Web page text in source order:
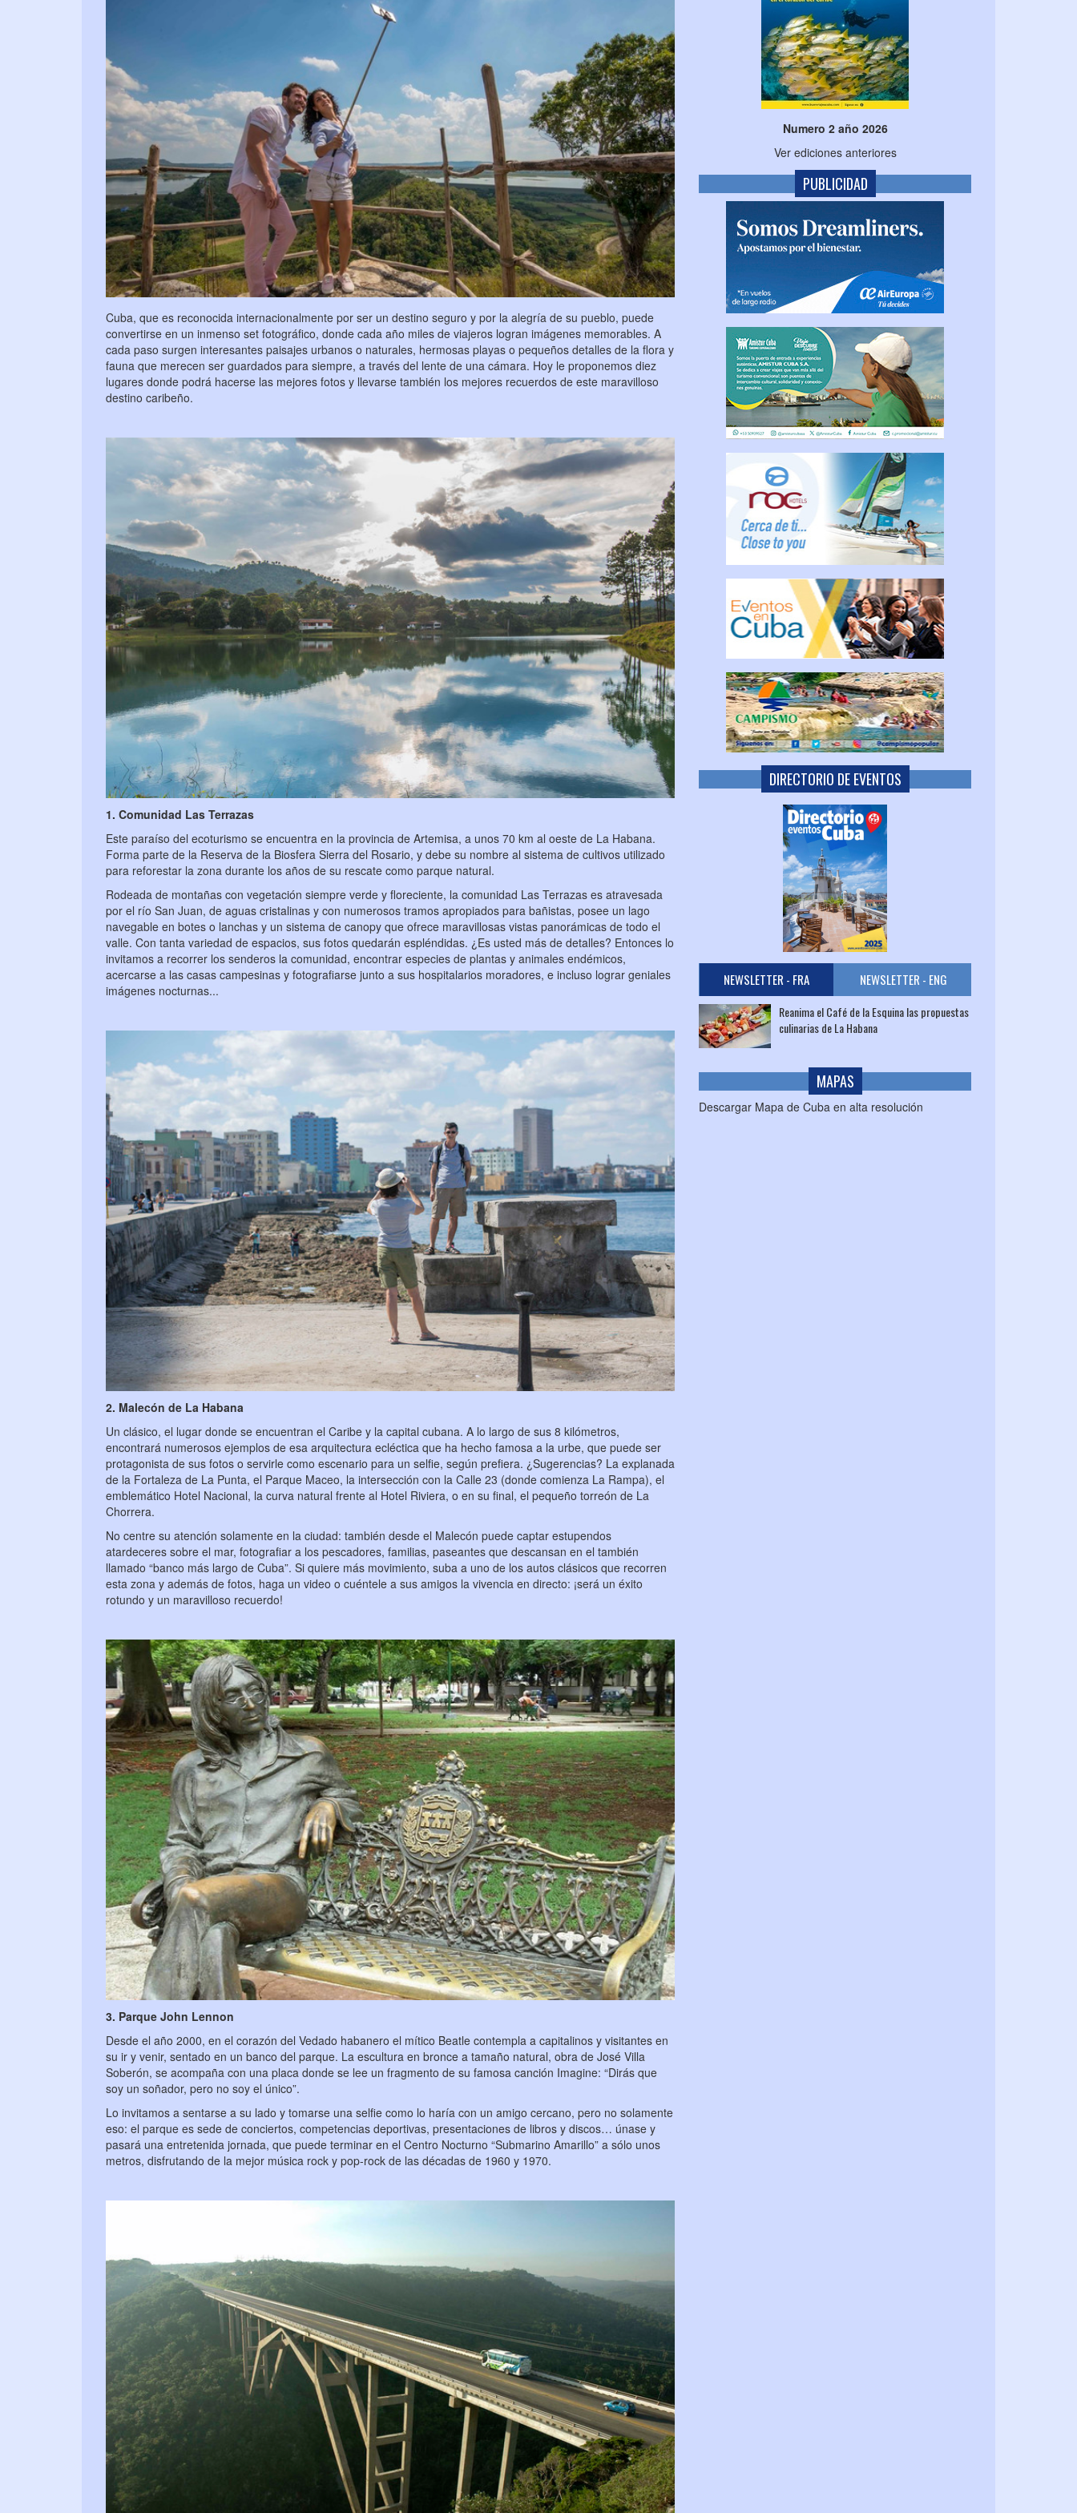
Cuba, que es reconocida internacionalmente por ser un destino seguro y por la alegría de su pueblo, puede
convertirse en un inmenso set fotográfico, donde cada año miles de viajeros logran imágenes memorables. A
cada paso surgen interesantes paisajes urbanos o naturales, hermosas playas o pequeños detalles de la flora y
fauna que merecen ser guardados para siempre, a través del lente de una cámara. Hoy le proponemos diez
lugares donde podrá hacerse las mejores fotos y llevarse también los mejores recuerdos de este maravilloso
destino caribeño.
1. Comunidad Las Terrazas
Este paraíso del ecoturismo se encuentra en la provincia de Artemisa, a unos 70 km al oeste de La Habana.
Forma parte de la Reserva de la Biosfera Sierra del Rosario, y debe su nombre al sistema de cultivos utilizado
para reforestar la zona durante los años de su rescate como parque natural.
Rodeada de montañas con vegetación siempre verde y floreciente, la comunidad Las Terrazas es atravesada
por el río San Juan, de aguas cristalinas y con numerosos tramos apropiados para bañistas, posee un lago
navegable en botes o lanchas y un sistema de canopy que ofrece maravillosas vistas panorámicas de todo el
valle. Con tanta variedad de espacios, sus fotos quedarán espléndidas. ¿Es usted más de detalles? Entonces lo
invitamos a recorrer los senderos la comunidad, encontrar especies de plantas y animales endémicos,
acercarse a las casas campesinas y fotografiarse junto a sus hospitalarios moradores, e incluso lograr geniales
imágenes nocturnas...
2. Malecón de La Habana
Un clásico, el lugar donde se encuentran el Caribe y la capital cubana. A lo largo de sus 8 kilómetros,
encontrará numerosos ejemplos de esa arquitectura ecléctica que ha hecho famosa a la urbe, que puede ser
protagonista de sus fotos o servirle como escenario para un selfie, según prefiera. ¿Sugerencias? La explanada
de la Fortaleza de La Punta, el Parque Maceo, la intersección con la Calle 23 (donde comienza La Rampa), el
emblemático Hotel Nacional, la curva natural frente al Hotel Riviera, o en su final, el pequeño torreón de La
Chorrera.
No centre su atención solamente en la ciudad: también desde el Malecón puede captar estupendos
atardeceres sobre el mar, fotografiar a los pescadores, familias, paseantes que descansan en el también
llamado “banco más largo de Cuba”. Si quiere más movimiento, suba a uno de los autos clásicos que recorren
esta zona y además de fotos, haga un video o cuéntele a sus amigos la vivencia en directo: ¡será un éxito
rotundo y un maravilloso recuerdo!
3. Parque John Lennon
Desde el año 2000, en el corazón del Vedado habanero el mítico Beatle contempla a capitalinos y visitantes en
su ir y venir, sentado en un banco del parque. La escultura en bronce a tamaño natural, obra de José Villa
Soberón, se acompaña con una placa donde se lee un fragmento de su famosa canción Imagine: “Dirás que
soy un soñador, pero no soy el único”.
Lo invitamos a sentarse a su lado y tomarse una selfie como lo haría con un amigo cercano, pero no solamente
eso: el parque es sede de conciertos, competencias deportivas, presentaciones de libros y discos… únase y
pasará una entretenida jornada, que puede terminar en el Centro Nocturno “Submarino Amarillo” a sólo unos
metros, disfrutando de la mejor música rock y pop-rock de las décadas de 1960 y 1970.
Numero 2 año 2026
Ver ediciones anteriores
PUBLICIDAD
DIRECTORIO DE EVENTOS
NEWSLETTER - FRA NEWSLETTER - ENG
Reanima el Café de la Esquina las propuestas
culinarias de La Habana
MAPAS
Descargar Mapa de Cuba en alta resolución